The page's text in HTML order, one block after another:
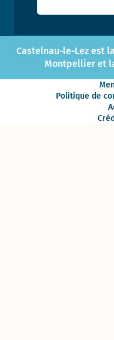
Castelnau-le-Lez est
Montpellier et
Politique de